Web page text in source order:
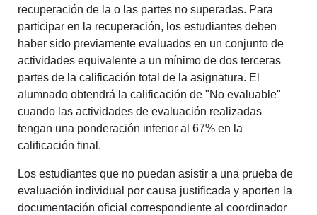
recuperación de la o las partes no superadas. Para
participar en la recuperación, los estudiantes deben
haber sido previamente evaluados en un conjunto de
actividades equivalente a un mínimo de dos terceras
partes de la calificación total de la asignatura. El
alumnado obtendrá la calificación de "No evaluable"
cuando las actividades de evaluación realizadas
tengan una ponderación inferior al 67% en la
calificación final.
Los estudiantes que no puedan asistir a una prueba de
evaluación individual por causa justificada y aporten la
documentación oficial correspondiente al coordinador